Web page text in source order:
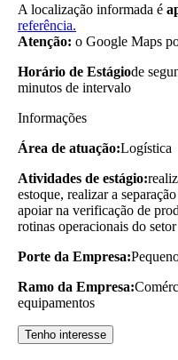
A localização informada é
referência.
Atenção: o Google Maps
Horário de Estágiode
minutos de intervalo
Informações
Área de atuação:Logística
Atividades de estágio:
estoque, realizar a
apoiar na verificação de
rotinas operacionais do
Porte da Empresa:
Ramo da Empresa:
equipamentos
Tenho interesse